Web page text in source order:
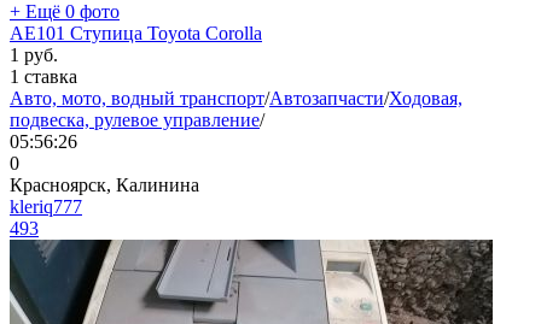
+ Ещё 0 фото
AE101 Ступица Toyota Corolla
1 руб.
1 ставка
Авто, мото, водный транспорт/Автозапчасти/Ходовая,
подвеска, рулевое управление/
05:56:26
0
Красноярск, Калинина
kleriq777
493